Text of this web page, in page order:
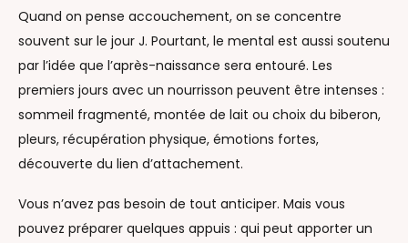
Quand on pense accouchement, on se concentre
souvent sur le jour J. Pourtant, le mental est aussi soutenu
par l’idée que l’après-naissance sera entouré. Les
premiers jours avec un nourrisson peuvent être intenses :
sommeil fragmenté, montée de lait ou choix du biberon,
pleurs, récupération physique, émotions fortes,
découverte du lien d’attachement.
Vous n’avez pas besoin de tout anticiper. Mais vous
pouvez préparer quelques appuis : qui peut apporter un